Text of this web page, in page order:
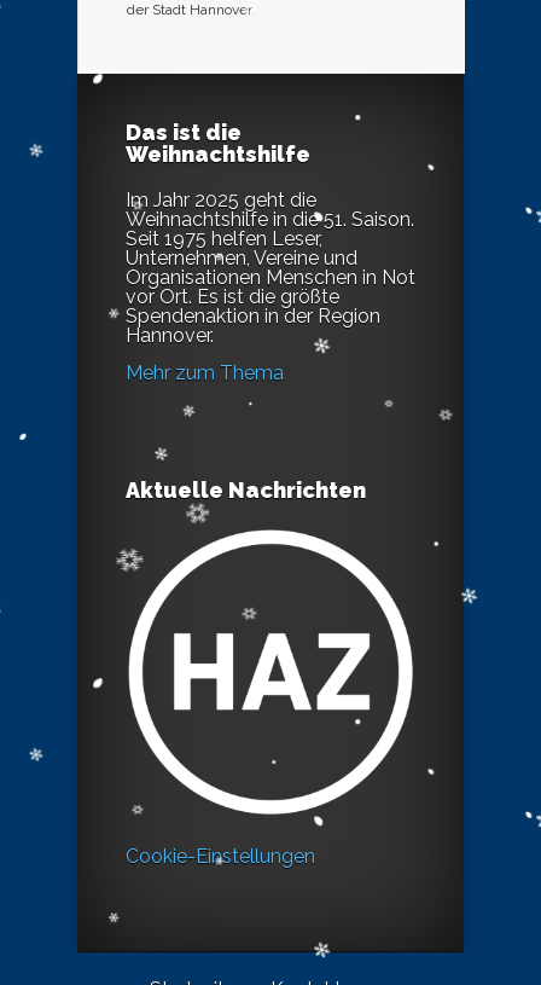
der Stadt Hannover.
Das ist die
Weihnachtshilfe
Im Jahr 2025 geht die
Weihnachtshilfe in die 51. Saison.
Seit 1975 helfen Leser,
Unternehmen, Vereine und
Organisationen Menschen in Not
vor Ort. Es ist die größte
Spendenaktion in der Region
Hannover.
Mehr zum Thema
Aktuelle Nachrichten
Cookie-Einstellungen